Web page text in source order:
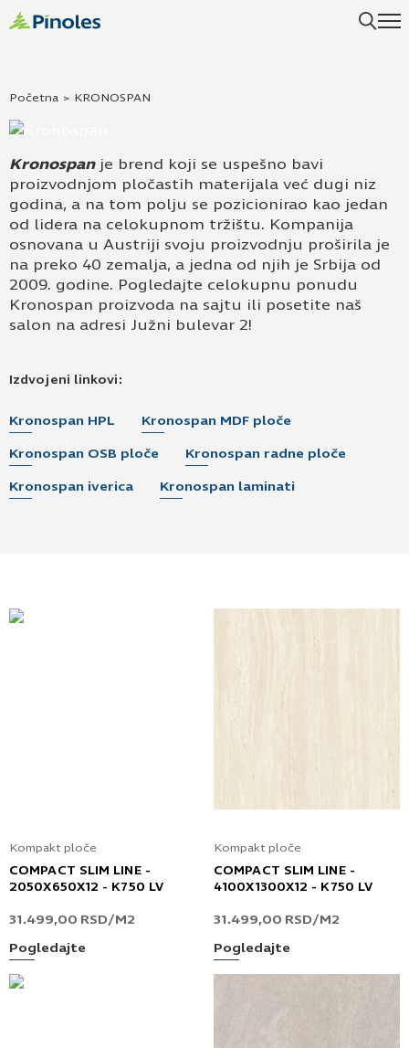
Početna > KRONOSPAN
Kronospan je brend koji se uspešno bavi
proizvodnjom pločastih materijala već dugi niz
godina, a na tom polju se pozicionirao kao jedan
od lidera na celokupnom tržištu. Kompanija
osnovana u Austriji svoju proizvodnju proširila je
na preko 40 zemalja, a jedna od njih je Srbija od
2009. godine. Pogledajte celokupnu ponudu
Kronospan proizvoda na sajtu ili posetite naš
salon na adresi Južni bulevar 2!
Izdvojeni linkovi:
Kronospan HPL Kronospan MDF ploče
Kronospan OSB ploče Kronospan radne ploče
Kronospan iverica Kronospan laminati
Kompakt ploče
COMPACT SLIM LINE -
2050X650X12 - K750 LV
31.499,00 RSD/M2
Pogledajte
Kompakt ploče
COMPACT SLIM LINE -
4100X1300X12 - K750 LV
31.499,00 RSD/M2
Pogledajte